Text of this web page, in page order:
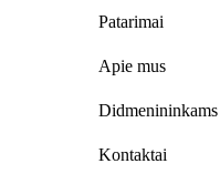
Patarimai
Apie mus
Didmenininkams
Kontaktai